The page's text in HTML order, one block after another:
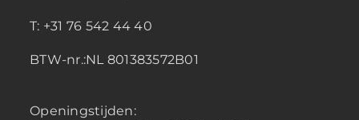
T: +31 76 542 44 40
BTW-nr.:NL 801383572B01
Openingstijden: